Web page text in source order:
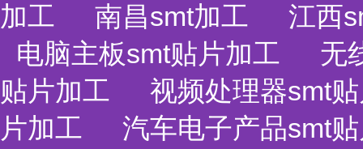
加工
南昌smt加工
江西
电脑主板smt贴片加工
无
贴片加工
视频处理器smt
片加工
汽车电子产品smt